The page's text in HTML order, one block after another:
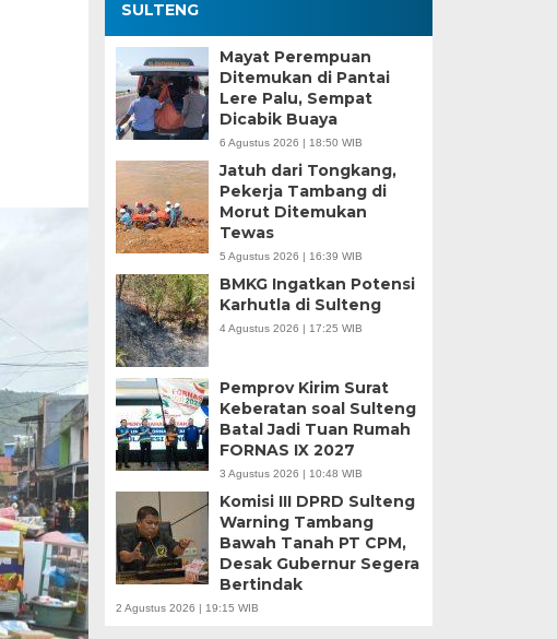
SULTENG
Mayat Perempuan
Ditemukan di Pantai
Lere Palu, Sempat
Dicabik Buaya
6 Agustus 2026 | 18:50 WIB
Jatuh dari Tongkang,
Pekerja Tambang di
Morut Ditemukan
Tewas
5 Agustus 2026 | 16:39 WIB
BMKG Ingatkan Potensi
Karhutla di Sulteng
4 Agustus 2026 | 17:25 WIB
Pemprov Kirim Surat
Keberatan soal Sulteng
Batal Jadi Tuan Rumah
FORNAS IX 2027
3 Agustus 2026 | 10:48 WIB
Komisi III DPRD Sulteng
Warning Tambang
Bawah Tanah PT CPM,
Desak Gubernur Segera
Bertindak
2 Agustus 2026 | 19:15 WIB